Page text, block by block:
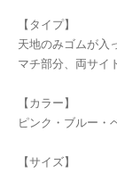
【タイプ】
天地のみゴムが入
マチ部分、両サイ
【カラー】
ピンク・ブルー・
【サイズ】